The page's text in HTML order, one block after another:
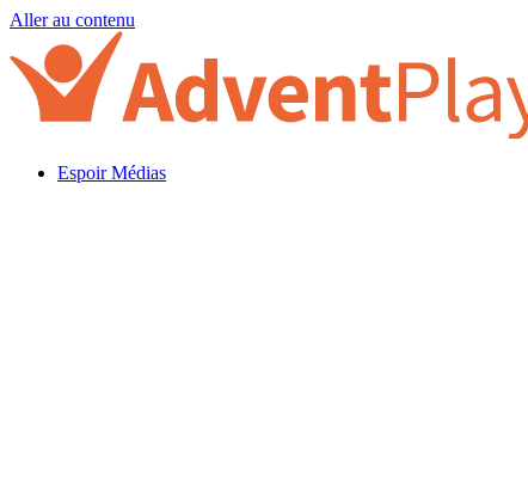
Aller au contenu
Espoir Médias